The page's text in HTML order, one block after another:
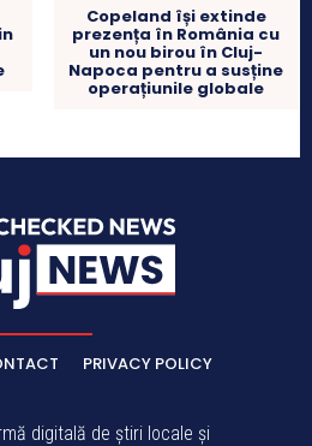
Copeland își extinde
prezența în România cu
un nou birou în Cluj-
Napoca pentru a susține
operațiunile globale
PRIVACY POLICY
digitală de știri locale și